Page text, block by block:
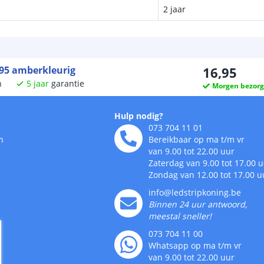
2 jaar
amberkleurig
5 jaar garantie
16,95
Morgen
Hulp nodig?
073 704 11 01
Bereikbaar op ma t/m vr
van 9.00 tot 22.00 uur
Zaterdag van 9.00 tot 17.00
Zondag van 12.00 tot 17.00
info@ledstripkoning.be
Binnen 24 uur antwoord,
meestal sneller!
073 704 11 00
Whatsapp op ma t/m vr
van 9.00 tot 22.00 uur